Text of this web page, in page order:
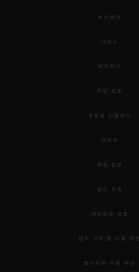
뉴스레터
서비스
예약하기
주문 조회
주문을 반품하다
연락처
채용 정보
보도 자료
개인정보 보호
법적 고지 및 이용 약관
웹사이트 이용 약관